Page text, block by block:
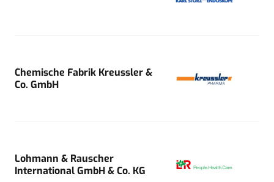
Chemische Fabrik Kreussler &
Co. GmbH
Lohmann & Rauscher
International GmbH & Co. KG